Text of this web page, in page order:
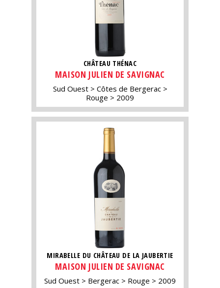
CHÂTEAU THÉNAC
MAISON JULIEN DE SAVIGNAC
Sud Ouest
Côtes de Bergerac
Rouge
2009
MIRABELLE DU CHÂTEAU DE LA JAUBERTIE
MAISON JULIEN DE SAVIGNAC
Sud Ouest Bergerac Rouge 2009